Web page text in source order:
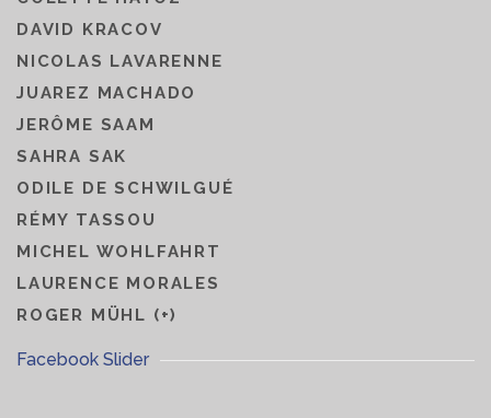
DAVID KRACOV
NICOLAS LAVARENNE
JUAREZ MACHADO
JERÔME SAAM
SAHRA SAK
ODILE DE SCHWILGUÉ
RÉMY TASSOU
MICHEL WOHLFAHRT
LAURENCE MORALES
ROGER MÜHL (+)
Facebook Slider